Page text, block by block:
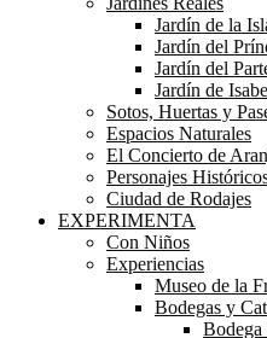
Jardín de la
Jardín del
Jardín del
Jardín de
Sotos, Huertas y
Espacios Naturales
El Concierto de
Personajes
Ciudad de Rodajes
EXPERIMENTA
Con Niños
Experiencias
Museo de la
Bodegas y